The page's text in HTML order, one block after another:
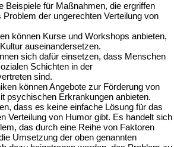
Beispiele für Maßnahmen, die ergriffen
der ungerechten Verteilung von
können Kurse und Workshops anbieten,
auseinandersetzen.
sich dafür einsetzen, dass Menschen
Schichten in der
sind.
können Angebote zur Förderung von
psychischen Erkrankungen anbieten.
dass es keine einfache Lösung für das
Verteilung von Humor gibt. Es handelt sich
das durch eine Reihe von Faktoren
Umsetzung der oben genannten